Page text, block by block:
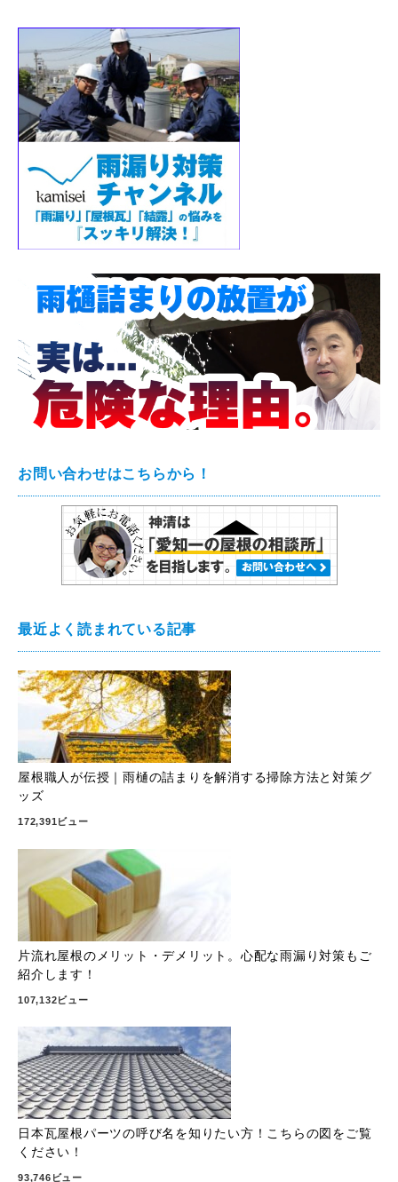
お問い合わせはこちらから！
最近よく読まれている記事
屋根職人が伝授｜雨樋の詰まりを解消する掃除方法と対策グ
ッズ
172,391ビュー
片流れ屋根のメリット・デメリット。心配な雨漏り対策もご
紹介します！
107,132ビュー
日本瓦屋根パーツの呼び名を知りたい方！こちらの図をご覧
ください！
93,746ビュー